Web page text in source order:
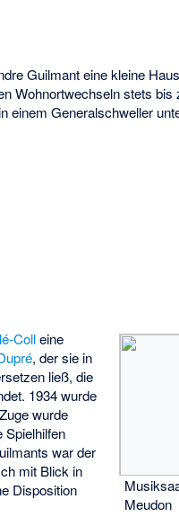
Guilmant eine kleine
Wohnortwechseln stets
einem Generalschweller
Meudon
Colleine
, der sie in
ließ, die
1934 wurde
wurde
Spielhilfen
war der
mit Blick in
Disposition